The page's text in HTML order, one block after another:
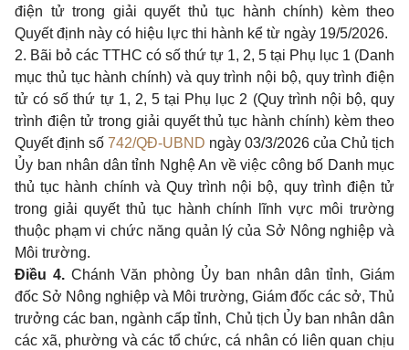
điện tử trong giải quyết thủ tục hành chính) kèm theo
Quyết định này có hiệu lực thi hành kể từ ngày 19/5/2026.
2. Bãi bỏ các TTHC có số thứ tự 1, 2, 5 tại Phụ lục 1 (Danh
mục thủ tục hành chính) và quy trình nội bộ, quy trình điện
tử có số thứ tự 1, 2, 5 tại Phụ lục 2 (Quy trình nội bộ, quy
trình điện tử trong giải quyết thủ tục hành chính) kèm theo
Quyết định số 742/QĐ-UBND ngày 03/3/2026 của Chủ tịch
Ủy ban nhân dân tỉnh Nghệ An về việc công bố Danh mục
thủ tục hành chính và Quy trình nội bộ, quy trình điện tử
trong giải quyết thủ tục hành chính lĩnh vực môi trường
thuộc phạm vi chức năng quản lý của Sở Nông nghiệp và
Môi trường.
Điều 4. Chánh Văn phòng Ủy ban nhân dân tỉnh, Giám
đốc Sở Nông nghiệp và Môi trường, Giám đốc các sở, Thủ
trưởng các ban, ngành cấp tỉnh, Chủ tịch Ủy ban nhân dân
các xã, phường và các tổ chức, cá nhân có liên quan chịu